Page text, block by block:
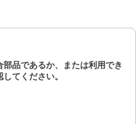
品であるか、または利用でき
てください。